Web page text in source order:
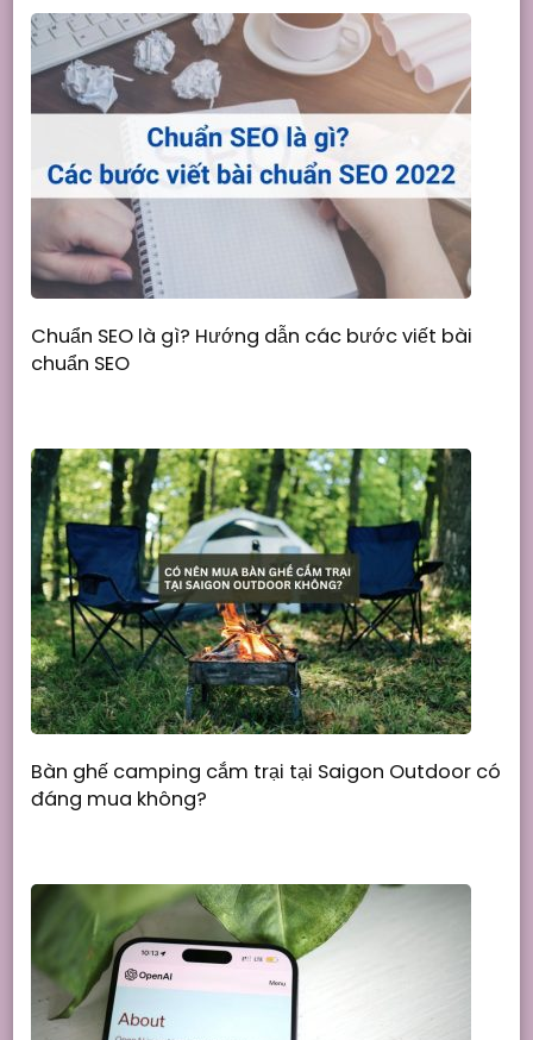
Chuẩn SEO là gì? Hướng dẫn các bước viết bài
chuẩn SEO
Bàn ghế camping cắm trại tại Saigon Outdoor có
đáng mua không?